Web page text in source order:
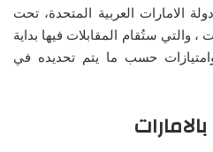
الامارات العربية المتحدة، تحت
والتي ستُقام المقابلات فيها بداية
حسب ما يتم تحديده في